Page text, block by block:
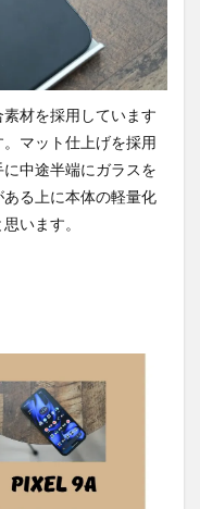
材を採用しています
マット仕上げを採用
中途半端にガラスを
る上に本体の軽量化
います。